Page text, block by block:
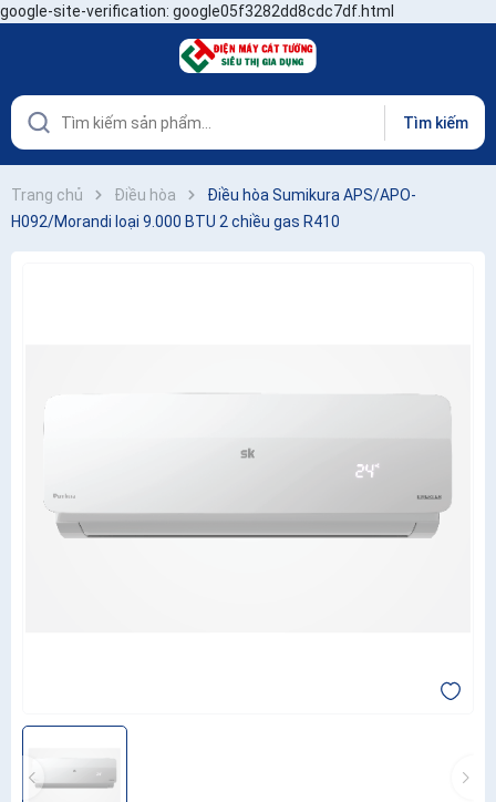
google-site-verification: google05f3282dd8cdc7df.html
Tìm kiếm
Trang chủ Điều hòa
Điều hòa Sumikura APS/APO-
H092/Morandi loại 9.000 BTU 2 chiều gas R410